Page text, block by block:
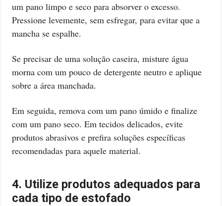
um pano limpo e seco para absorver o excesso.
Pressione levemente, sem esfregar, para evitar que a
mancha se espalhe.
Se precisar de uma solução caseira, misture água
morna com um pouco de detergente neutro e aplique
sobre a área manchada.
Em seguida, remova com um pano úmido e finalize
com um pano seco. Em tecidos delicados, evite
produtos abrasivos e prefira soluções específicas
recomendadas para aquele material.
4. Utilize produtos adequados para
cada tipo de estofado